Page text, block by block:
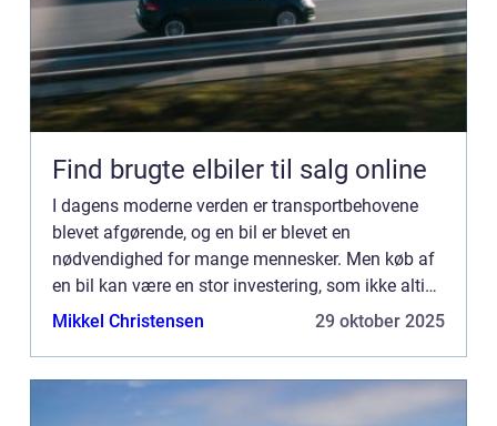
Find brugte elbiler til salg online
I dagens moderne verden er transportbehovene
blevet afgørende, og en bil er blevet en
nødvendighed for mange mennesker. Men køb af
en bil kan være en stor investering, som ikke altid
er en mulighed for alle. Det er her, leasing bliver en
Mikkel Christensen 29 oktober 2025